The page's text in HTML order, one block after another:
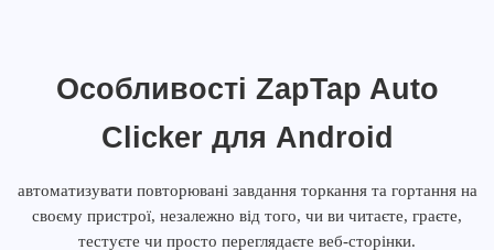
Особливості ZapTap Auto
Clicker для Android
автоматизувати повторювані завдання торкання та гортання на
своєму пристрої, незалежно від того, чи ви читаєте, граєте,
тестуєте чи просто переглядаєте веб-сторінки.